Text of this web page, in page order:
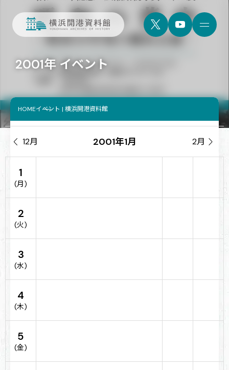
2001年 イベント
HOMEイベント | 横浜開港資料館
 12月 2001年1月 2月 
1
(月)
2
(火)
3
(水)
4
(木)
5
(金)